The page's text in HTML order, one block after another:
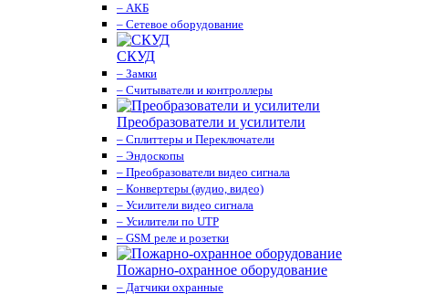
– АКБ
– Сетевое оборудование
СКУД
– Замки
– Считыватели и контроллеры
Преобразователи и усилители
– Сплиттеры и Переключатели
– Эндоскопы
– Преобразователи видео сигнала
– Конвертеры (аудио, видео)
– Усилители видео сигнала
– Усилители по UTP
– GSM реле и розетки
Пожарно-охранное оборудование
– Датчики охранные